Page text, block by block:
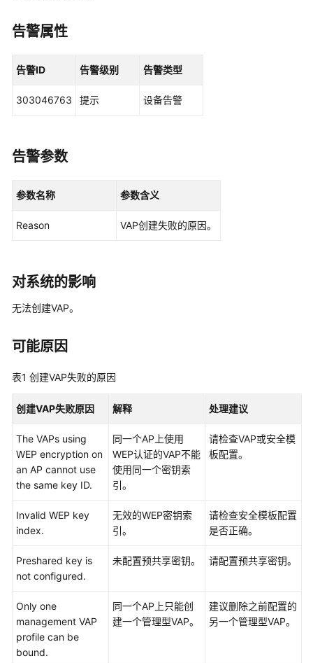
华
乾
解
案
为
坤
华
为
乾
租
户
共
作
华
为
乾
坤-
操
作
更
文
规
告警属性
告警ID 告警级别 告警类型
303046763 提示 设备告警
告警参数
参数名称 参数含义
Reason VAP创建失败的原因。
对系统的影响
无法创建VAP。
可能原因
表1 创建VAP失败的原因
创建VAP失败原因 解释 处理建议
The VAPs using
WEP encryption on
an AP cannot use
the same key ID.
同一个AP上使用
WEP认证的VAP不能
使用同一个密钥索
引。
请检查VAP或安全模
板配置。
Invalid WEP key
index.
无效的WEP密钥索
引。
请检查安全模板配置
是否正确。
Preshared key is
not configured.
未配置预共享密钥。 请配置预共享密钥。
Only one
management VAP
profile can be
bound.
同一个AP上只能创
建一个管理型VAP。
建议删除之前配置的
另一个管理型VAP。